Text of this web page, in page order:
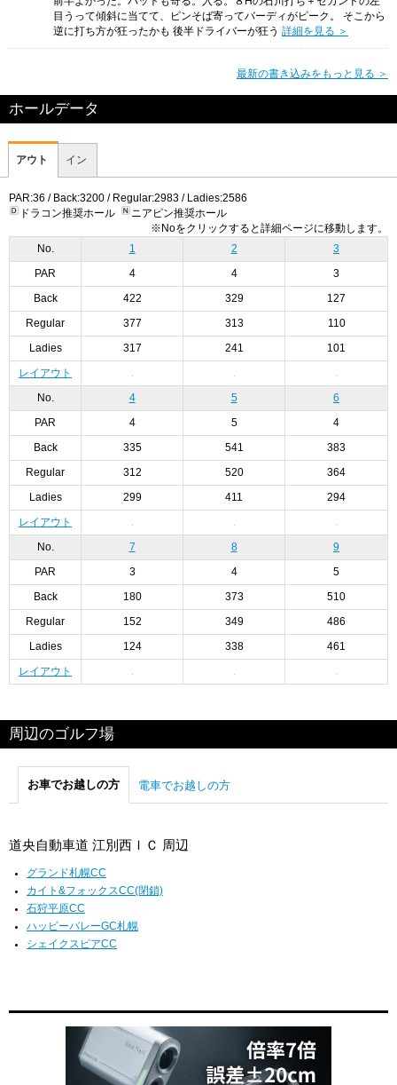
目うって傾斜に当てて、ピンそば寄ってバーディがピーク。 そこから
逆に打ち方が狂ったかも 後半ドライバーが狂う 詳細を見る ＞
最新の書き込みをもっと見る ＞
ホールデータ
アウト イン
PAR:36 / Back:3200 / Regular:2983 / Ladies:2586
ドラコン推奨ホール
ニアピン推奨ホール
※Noをクリックすると詳細ページに移動します。
No.
1 2 3
PAR 4 4 3
Back 422 329 127
Regular 377 313 110
Ladies 317 241 101
レイアウト
No. 4 5 6
PAR 4 5 4
Back 335 541 383
Regular 312 520 364
Ladies 299 411 294
レイアウト
No. 7 8 9
PAR 3 4 5
Back 180 373 510
Regular 152 349 486
Ladies 124 338 461
レイアウト
周辺のゴルフ場
お車でお越しの方 電車でお越しの方
道央自動車道 江別西ＩＣ 周辺
グランド札幌CC
カイト&フォックスCC(閉鎖)
石狩平原CC
ハッピーバレーGC札幌
シェイクスピアCC